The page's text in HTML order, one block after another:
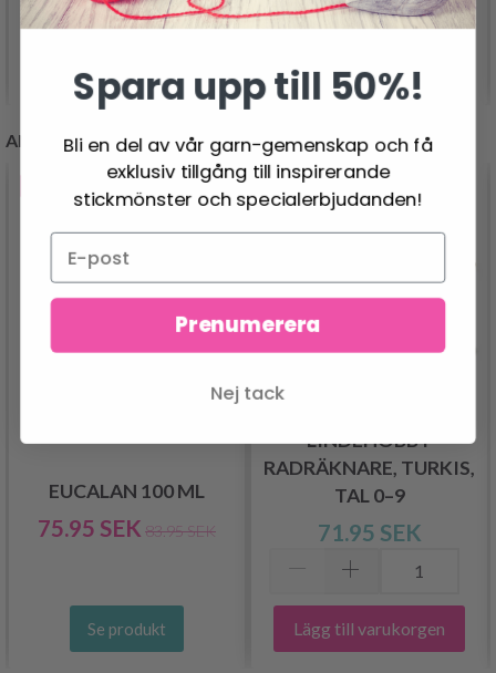
ANDRA KUNDER KÖPTE
EUCALAN 100 ML
75.95 SEK 83.95 SEK
Se produkt
LINDEHOBBY
RADRÄKNARE, TURKIS,
TAL 0–9
71.95 SEK
Lägg till varukorgen
Spara upp till 50%!
Bli en del av vår garn-gemenskap och få
exklusiv tillgång till inspirerande
stickmönster och specialerbjudanden!
Prenumerera
Nej tack